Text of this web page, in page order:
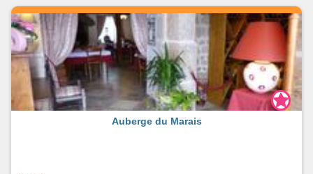
quelque soit votre âge, il y a forcément un parcours qui vous
correspond.
Le Parc Usson Aventure vous propose des activités
acrobatiques dans les sapins: Tyrolienne, Filet corsaire, Filet
trampoline, Liane Tarzan...
Les sensations sont délicieuses et les émotions extraordinaires
!
Renseignement au Parc Usson Aventure:
Auberge du Marais